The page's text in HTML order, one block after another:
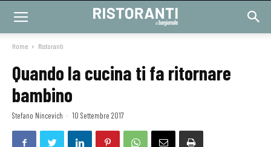
Home Ristoranti
Quando la cucina ti fa ritornare
bambino
Stefano Nincevich - 10 Settembre 2017